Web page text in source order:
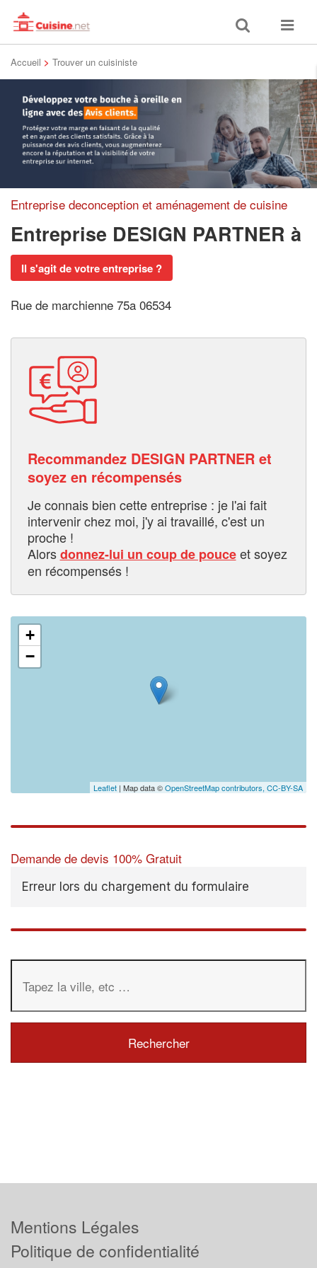
Toggle
search
Toggle
Accueil > Trouver un cuisiniste
Entreprise deconception et aménagement de cuisine
Entreprise DESIGN PARTNER à
Il s'agit de votre entreprise ?
Rue de marchienne 75a 06534
Recommandez DESIGN PARTNER et
soyez en récompensés
Je connais bien cette entreprise : je l'ai fait
intervenir chez moi, j'y ai travaillé, c'est un
proche !
Alorsdonnez-lui un coup de pouceet soyez
en récompensés !
+
−
Leaflet | Map data ©OpenStreetMap contributors, CC-BY-SA
Demande de devis 100% Gratuit
Erreur lors du chargement du formulaire
Mentions Légales
Politique de confidentialité